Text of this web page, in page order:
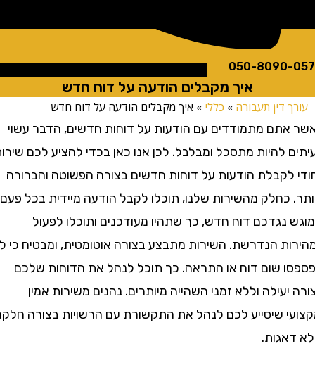
050-
איך מקבלים הודעה על דוח חדש
דין תעבורה»כללי»איך מקבלים הודעה על דוח חדש
מתמודדים עם הודעות על דוחות חדשים, הדבר עשוי
להיות מתסכל ומבלבל. לכן אנו כאן בכדי להציע לכם שירות
לקבלת הודעות על דוחות חדשים בצורה הפשוטה והברורה
כחלק מהשירות שלנו, תוכלו לקבל הודעה מיידית בכל פעם
דוח חדש, כך שתהיו מעודכנים ותוכלו לפעול
הנדרשת. השירות מתבצע בצורה אוטומטית, ומבטיח כי לא
שום דוח או התראה. כך תוכל לנהל את הדוחות שלכם
וללא זמני השהייה מיותרים. נהנים משירות אמין
שיסייע לכם לנהל את התקשורת עם הרשויות בצורה חלקה